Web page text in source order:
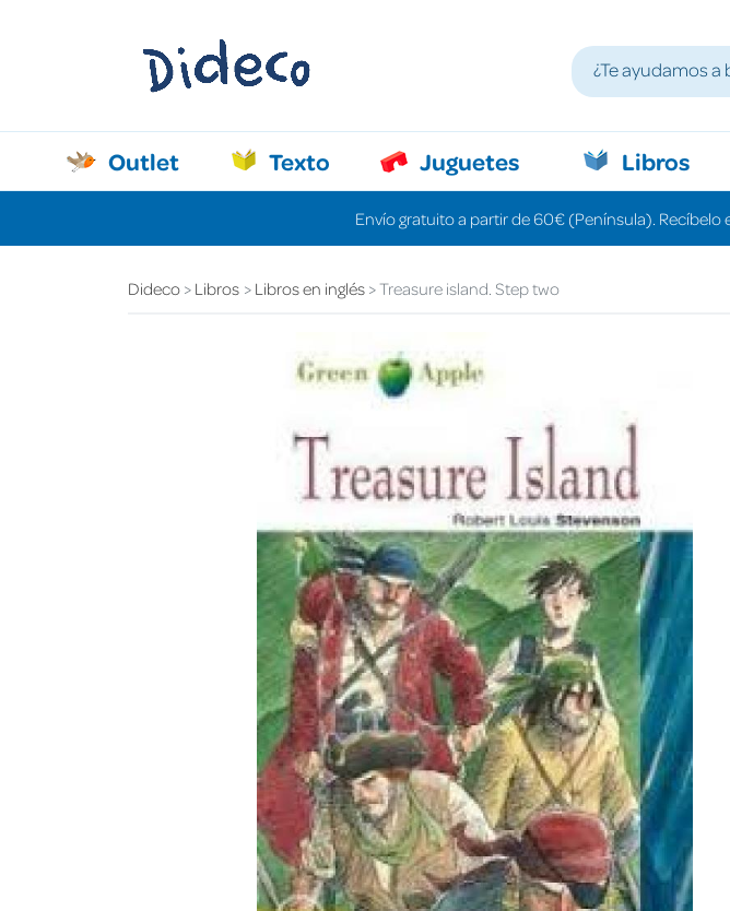
Outlet Texto Juguetes Libros
Envío gratuito a partir de 60€ (Península). Recíbelo
Dideco Libros Libros en inglés Treasure island. Step two